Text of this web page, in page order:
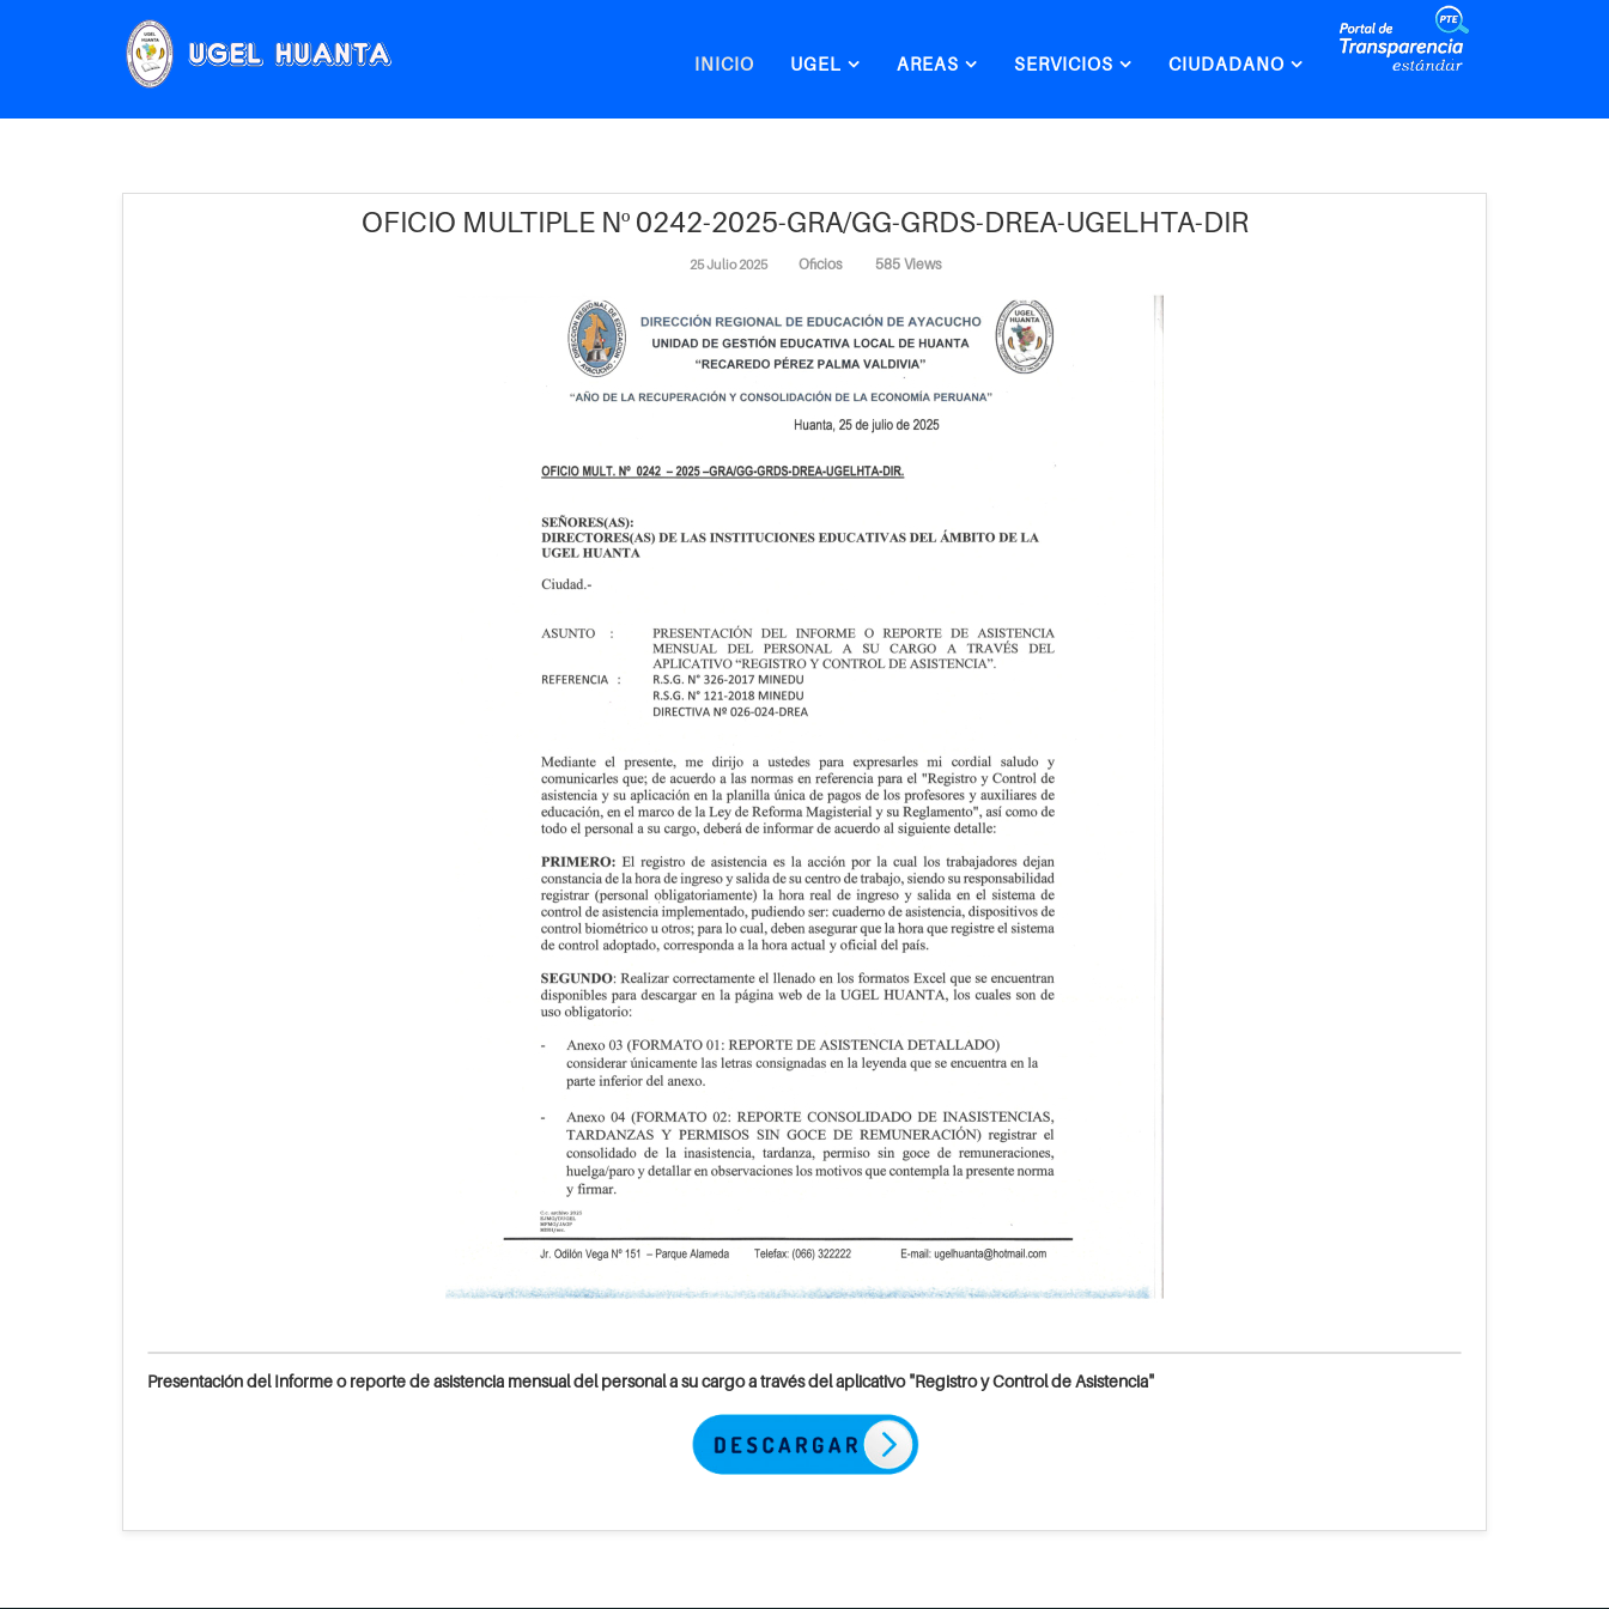
INICIO UGEL AREAS SERVICIOS CIUDADANO
OFICIO MULTIPLE Nº 0242-2025-GRA/GG-GRDS-DREA-UGELHTA-DIR
25 Julio 2025 Oficios 585 Views
Presentación del Informe o reporte de asistencia mensual del personal a su cargo a través del aplicativo "Registro y Control de Asistencia"